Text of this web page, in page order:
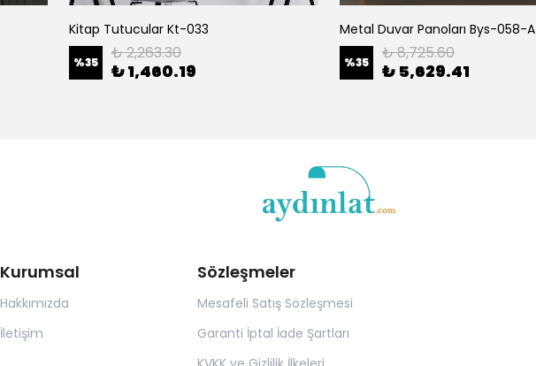
Kitap Tutucular Kt-033
%35 ₺ 2,263.30
₺ 1,460.19
Metal Duvar Panoları Bys-058-A
%35 ₺ 8,725.60
₺ 5,629.41
Kurumsal
Hakkımızda
İletişim
Sözleşmeler
Mesafeli Satış Sözleşmesi
Garanti İptal İade Şartları